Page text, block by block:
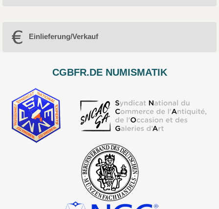
Einlieferung/Verkauf
CGBFR.DE NUMISMATIK